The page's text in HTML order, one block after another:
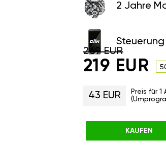
2 Jahre
269 EUR
219 EUR
43 EUR
Preis für 1
KAUFEN